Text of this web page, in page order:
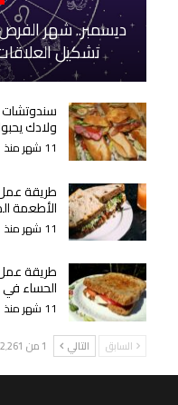
ديسمبر.. شهر الفرص
تشكيل
ولادك
11 شهر منذ
طريقة
الأطعمة
11 شهر منذ
طريقة
الحساء
11 شهر منذ
السابق التالي 1 من 2٬261